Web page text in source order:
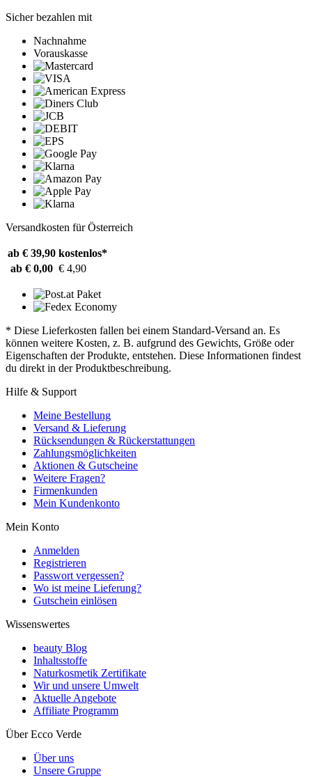
Sicher bezahlen mit
Nachnahme
Vorauskasse
Versandkosten für Österreich
ab € 39,90 kostenlos*
ab € 0,00 € 4,90
* Diese Lieferkosten fallen bei einem Standard-Versand an. Es
können weitere Kosten, z. B. aufgrund des Gewichts, Größe oder
Eigenschaften der Produkte, entstehen. Diese Informationen findest
du direkt in der Produktbeschreibung.
Hilfe & Support
Meine Bestellung
Versand & Lieferung
Rücksendungen & Rückerstattungen
Zahlungsmöglichkeiten
Aktionen & Gutscheine
Weitere Fragen?
Firmenkunden
Mein Kundenkonto
Mein Konto
Anmelden
Registrieren
Passwort vergessen?
Wo ist meine Lieferung?
Gutschein einlösen
Wissenswertes
beauty Blog
Inhaltsstoffe
Naturkosmetik Zertifikate
Wir und unsere Umwelt
Aktuelle Angebote
Affiliate Programm
Über Ecco Verde
Über uns
Unsere Gruppe